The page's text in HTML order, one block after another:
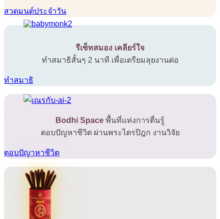
สวดมนต์ประจำวัน
รีเซ็ทสมอง เคลียร์ใจ
ทำสมาธิสั้นๆ 2 นาที เพื่อเตรียมลุยงานต่อ
ทำสมาธิ
Bodhi Space พื้นที่แห่งการตื่นรู้
ตอบปัญหาชีวิต ผ่านพระไตรปิฎก งานวิจัย
ตอบปัญาหาชีวิต